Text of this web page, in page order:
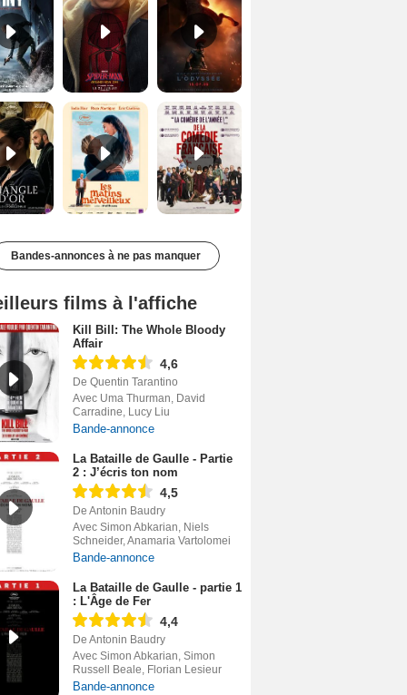
Le Triangle d'or Bande-annonce VF De la Comédie-Française Teaser VF
Bandes-annonces à ne pas manquer
films à l'affiche
Kill Bill: The Whole Bloody
Affair
4,6
De Quentin Tarantino
Avec Uma Thurman, David
Carradine, Lucy Liu
Bande-annonce
La Bataille de Gaulle - Partie
2 : J’écris ton nom
4,5
De Antonin Baudry
Avec Simon Abkarian, Niels
Schneider, Anamaria Vartolomei
Bande-annonce
La Bataille de Gaulle - partie 1
: L'Âge de Fer
4,4
De Antonin Baudry
Avec Simon Abkarian, Simon
Russell Beale, Florian Lesieur
Bande-annonce